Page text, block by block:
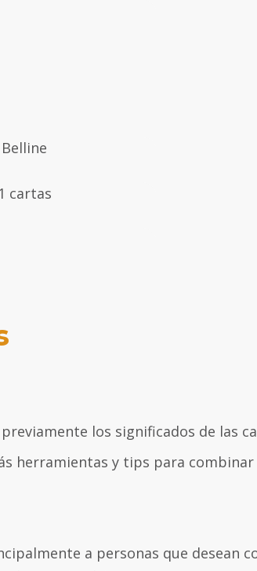
cartas
los significados de las
herramientas y tips para
a personas que desean